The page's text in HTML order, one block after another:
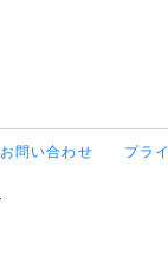
お問い合わせ プラ